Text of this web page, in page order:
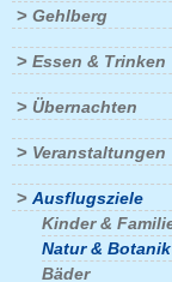
> Gehlberg
> Essen & Trinken
> Übernachten
> Veranstaltungen
> Ausflugsziele
Kinder &
Natur & Botanik
Bäder